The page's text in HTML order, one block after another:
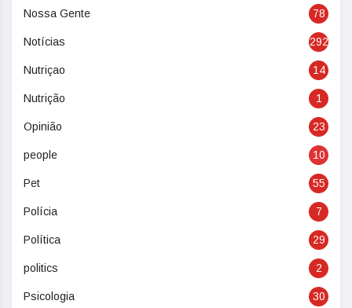
Nossa Gente 78
Notícias 292
Nutriçao 14
Nutrição 1
Opinião 23
people 10
Pet 55
Polícia 7
Política 29
politics 2
Psicologia 30